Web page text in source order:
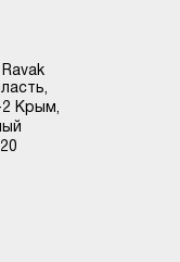
Крым,